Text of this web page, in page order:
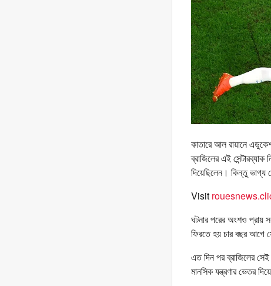
কাতারে আল রায়ানে
ব্রাজিলের এই সেন্টারব্যাক
দিয়েছিলেন। কিন্তু ভাগ্য
Visit
ঘটনার পরের অংশও প্রায়
ফিরতে হয় চার বছর আগে
এত দিন পর ব্রাজিলের সেই
মানসিক যন্ত্রণার ভেতর